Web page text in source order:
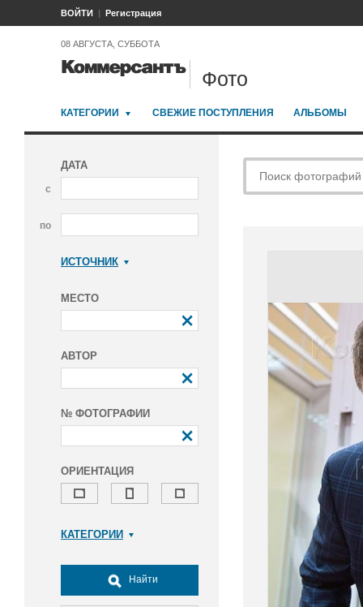
ВОЙТИ Регистрация
08 АВГУСТА, СУББОТА
Фото
КАТЕГОРИИ СВЕЖИЕ ПОСТУПЛЕНИЯ АЛЬБОМЫ
ДАТА
с
по
ИСТОЧНИК
МЕСТО
АВТОР
№ ФОТОГРАФИИ
ОРИЕНТАЦИЯ
КАТЕГОРИИ
Досуг, туризм и отдых
Культура
Найти